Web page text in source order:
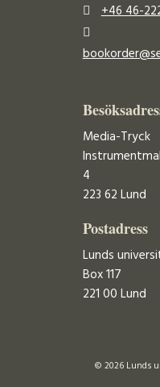
+46 46-
Media-Tryck
4
223 62 Lund
Postadress
Lunds
Box 117
221 00 Lund
© 2026 Lunds